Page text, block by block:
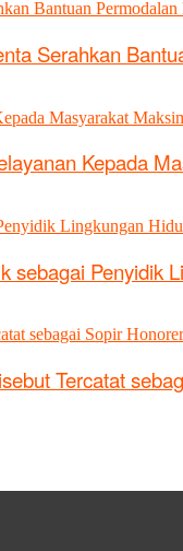
Serahkan
Kepada
Penyidik
Tercatat